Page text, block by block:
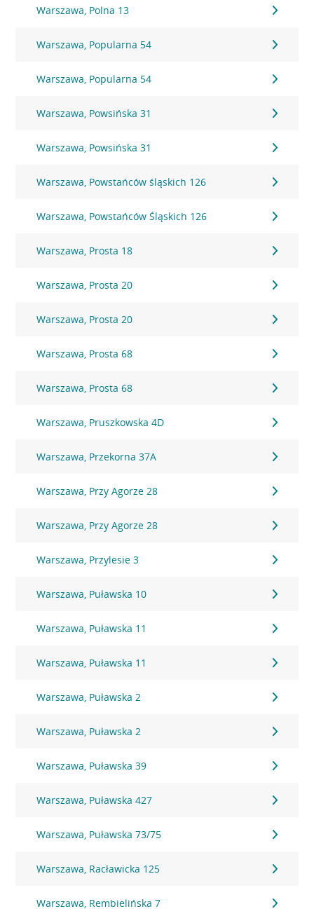
Warszawa, Polna 13
Warszawa, Popularna 54
Warszawa, Popularna 54
Warszawa, Powsińska 31
Warszawa, Powsińska 31
Warszawa, Powstańców śląskich 126
Warszawa, Powstańców Śląskich 126
Warszawa, Prosta 18
Warszawa, Prosta 20
Warszawa, Prosta 20
Warszawa, Prosta 68
Warszawa, Prosta 68
Warszawa, Pruszkowska 4D
Warszawa, Przekorna 37A
Warszawa, Przy Agorze 28
Warszawa, Przy Agorze 28
Warszawa, Przylesie 3
Warszawa, Puławska 10
Warszawa, Puławska 11
Warszawa, Puławska 11
Warszawa, Puławska 2
Warszawa, Puławska 2
Warszawa, Puławska 39
Warszawa, Puławska 427
Warszawa, Puławska 73/75
Warszawa, Racławicka 125
Warszawa, Rembielińska 7